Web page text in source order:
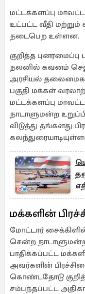
மட்டக்களப்பு
உட்பட்ட வீதி
நடைபெற உள்ளன.
குறித்த
நலனில் கவனம்
அரசியல்
பகுதி மக்கள்
மட்டக்களப்பு
நாடாளுமன்ற
விடுத்து தங்களது
மக்களின்
மோட்டார் சைக்கிளில்
சென்ற நாடாளுமன்ற
பாதிக்கப்பட்ட
அவர்களின்
கொண்டதோடு
சம்பந்தப்பட்ட